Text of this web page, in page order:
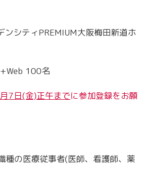
ンシティPREMIUM大阪梅田新道ホ
100名
7日(金)正午までに参加登録をお願
種の医療従事者(医師、看護師、薬